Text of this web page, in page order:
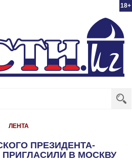
18+
ЛЕНТА
ПРЕЗИДЕНТА-
В МОСКВУ